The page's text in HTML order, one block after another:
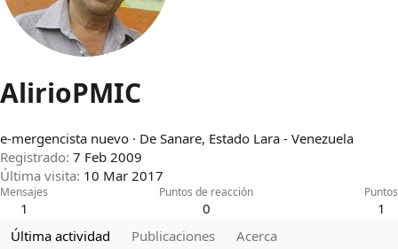
AlirioPMIC
e-mergencista nuevo · De Sanare, Estado Lara - Venezuela
Registrado 7 Feb 2009
Última visita 10 Mar 2017
Mensajes
1
Puntos de reacción
0
Puntos
1
Última actividad
Publicaciones Acerca